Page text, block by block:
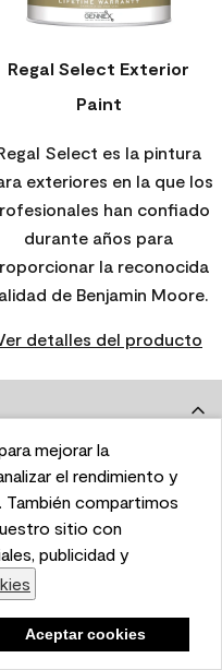
user experience
traffic on our website.
your use of our site
and analytics
Accept Cookies
mejorar la
el rendimiento y
compartimos
sitio con
publicidad y
Aceptar cookies
Regal Select Exterior
Paint
Select es la pintura
exteriores en la que los
han confiado
durante años para
la reconocida
de Benjamin Moore.
detalles del producto
Soft Gloss
Low Lustre
Ladrillo, material